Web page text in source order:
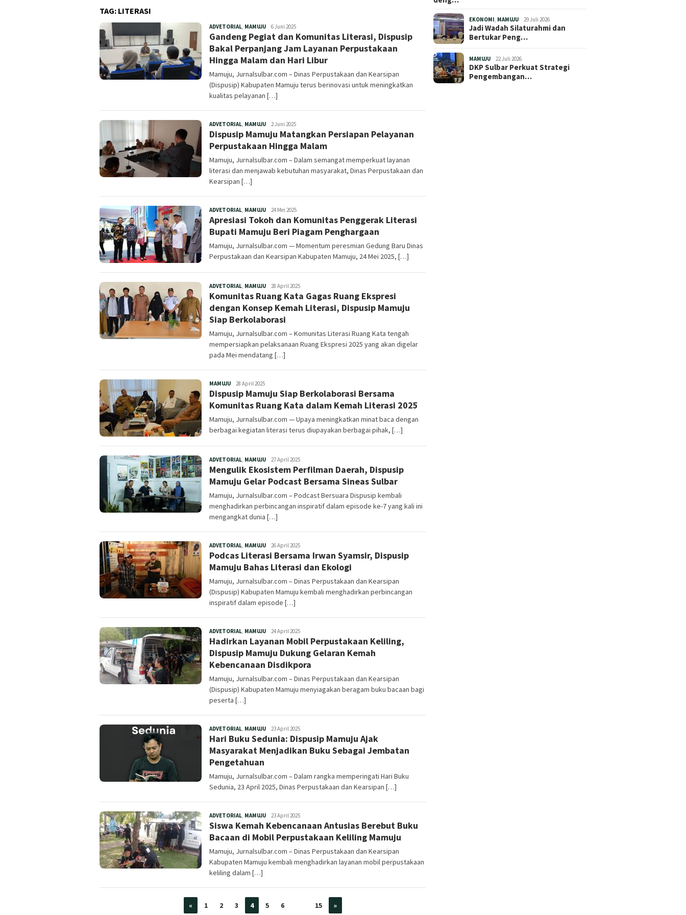
TAG: LITERASI
ADVETORIAL, MAMUJURedaksi
6 Juni 2025
Gandeng Pegiat dan Komunitas Literasi, Dispusip
Bakal Perpanjang Jam Layanan Perpustakaan
Hingga Malam dan Hari Libur
Mamuju, Jurnalsulbar.com – Dinas Perpustakaan dan Kearsipan
(Dispusip) Kabupaten Mamuju terus berinovasi untuk meningkatkan
kualitas pelayanan […]
ADVETORIAL, MAMUJURedaksi
2 Juni 2025
Dispusip Mamuju Matangkan Persiapan Pelayanan
Perpustakaan Hingga Malam
Mamuju, Jurnalsulbar.com – Dalam semangat memperkuat layanan
literasi dan menjawab kebutuhan masyarakat, Dinas Perpustakaan dan
Kearsipan […]
ADVETORIAL, MAMUJURedaksi
24 Mei 2025
Apresiasi Tokoh dan Komunitas Penggerak Literasi
Bupati Mamuju Beri Piagam Penghargaan
Mamuju, Jurnalsulbar.com — Momentum peresmian Gedung Baru Dinas
Perpustakaan dan Kearsipan Kabupaten Mamuju, 24 Mei 2025, […]
ADVETORIAL, MAMUJURedaksi
28 April 2025
Komunitas Ruang Kata Gagas Ruang Ekspresi
dengan Konsep Kemah Literasi, Dispusip Mamuju
Siap Berkolaborasi
Mamuju, Jurnalsulbar.com – Komunitas Literasi Ruang Kata tengah
mempersiapkan pelaksanaan Ruang Ekspresi 2025 yang akan digelar
pada Mei mendatang […]
MAMUJURedaksi
28 April 2025
Dispusip Mamuju Siap Berkolaborasi Bersama
Komunitas Ruang Kata dalam Kemah Literasi 2025
Mamuju, Jurnalsulbar.com — Upaya meningkatkan minat baca dengan
berbagai kegiatan literasi terus diupayakan berbagai pihak, […]
ADVETORIAL, MAMUJURedaksi
27 April 2025
Mengulik Ekosistem Perfilman Daerah, Dispusip
Mamuju Gelar Podcast Bersama Sineas Sulbar
Mamuju, Jurnalsulbar.com – Podcast Bersuara Dispusip kembali
menghadirkan perbincangan inspiratif dalam episode ke-7 yang kali ini
mengangkat dunia […]
ADVETORIAL, MAMUJURedaksi
26 April 2025
Podcas Literasi Bersama Irwan Syamsir, Dispusip
Mamuju Bahas Literasi dan Ekologi
Mamuju, Jurnalsulbar.com – Dinas Perpustakaan dan Kearsipan
(Dispusip) Kabupaten Mamuju kembali menghadirkan perbincangan
inspiratif dalam episode […]
ADVETORIAL, MAMUJURedaksi
24 April 2025
Hadirkan Layanan Mobil Perpustakaan Keliling,
Dispusip Mamuju Dukung Gelaran Kemah
Kebencanaan Disdikpora
Mamuju, Jurnalsulbar.com – Dinas Perpustakaan dan Kearsipan
(Dispusip) Kabupaten Mamuju menyiagakan beragam buku bacaan bagi
peserta […]
ADVETORIAL, MAMUJURedaksi
23 April 2025
Hari Buku Sedunia: Dispusip Mamuju Ajak
Masyarakat Menjadikan Buku Sebagai Jembatan
Pengetahuan
Mamuju, Jurnalsulbar.com – Dalam rangka memperingati Hari Buku
Sedunia, 23 April 2025, Dinas Perpustakaan dan Kearsipan […]
ADVETORIAL, MAMUJURedaksi
23 April 2025
Siswa Kemah Kebencanaan Antusias Berebut Buku
Bacaan di Mobil Perpustakaan Keliling Mamuju
Mamuju, Jurnalsulbar.com – Dinas Perpustakaan dan Kearsipan
Kabupaten Mamuju kembali menghadirkan layanan mobil perpustakaan
keliling dalam […]
« 1 2 3 4 5 6 15 »
EKONOMI MAMUJU 29 Juli 2026
Jadi Wadah Silaturahmi dan
Bertukar Peng…
MAMUJU 22 Juli 2026
DKP Sulbar Perkuat Strategi
Pengembangan…